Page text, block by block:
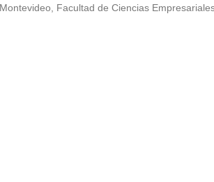
Montevideo, Facultad de Ciencias